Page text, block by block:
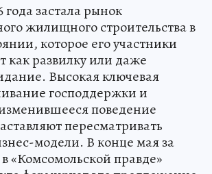
застала рынок
жилищного строительства в
которое его участники
как развилку или даже
Высокая ключевая
господдержки и
поведение
пересматривать
модели. В конце мая за
«Комсомольской правде»